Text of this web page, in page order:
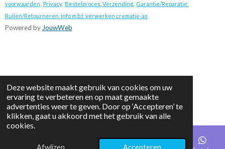
Deze website maakt gebruik van cookies om uw
ervaring te verbeteren en op maat gemaakte
advertenties weer te geven. Door op ‘Accepteren’ te
klikken, gaat u akkoord met het gebruik van alle
cookies.
voorwaarden Privacy. Bestelproces. Verzending. Garantie/Reparatie.
Ruilen/Retourneren. Info m.b.t. verwerken crematie-as
Powered by JouwWeb